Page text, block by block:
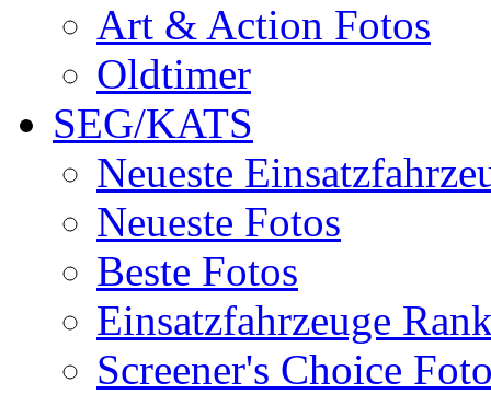
Art & Action Fotos
Oldtimer
SEG/KATS
Neueste
Neueste Fotos
Beste Fotos
Einsatzfahrzeuge
Screener's Choice